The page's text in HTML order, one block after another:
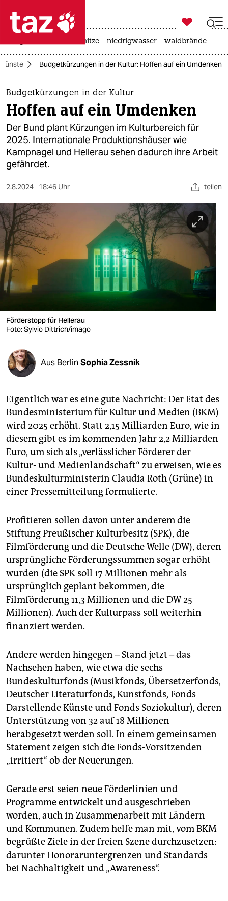
 taz zahl ich
taz zahl ich
themen
politik
öko
gesellschaft
kultur
sport
berlin
nord
wahrheit
verlag
verlag
shop
fragen & hilfe
unterstützen
abo
genossenschaft
epaper login

taz zahl ich
hitze niedrigwasser waldbrände
Künste Budgetkürzungen in der Kultur: Hoffen auf ein Umdenken
Budgetkürzungen in der Kultur
Hoffen auf ein Umdenken
Der Bund plant Kürzungen im Kulturbereich für
2025. Internationale Produktionshäuser wie
Kampnagel und Hellerau sehen dadurch ihre Arbeit
gefährdet.
2.8.2024 18:46 Uhr teilen
Förderstopp für Hellerau
Foto: Sylvio Dittrich/imago
Aus Berlin Sophia Zessnik
Eigentlich war es eine gute Nachricht: Der Etat des
Bundesministerium für Kultur und Medien (BKM)
wird 2025 erhöht. Statt 2,15 Milliarden Euro, wie in
diesem gibt es im kommenden Jahr 2,2 Milliarden
Euro, um sich als „verlässlicher Förderer der
Kultur- und Medienlandschaft“ zu erweisen, wie es
Bundeskulturministerin Claudia Roth (Grüne) in
einer Pressemitteilung formulierte.
Profitieren sollen davon unter anderem die
Stiftung Preußischer Kulturbesitz (SPK), die
Filmförderung und die Deutsche Welle (DW), deren
ursprüngliche Förderungssummen sogar erhöht
wurden (die SPK soll 17 Millionen mehr als
ursprünglich geplant bekommen, die
Filmförderung 11,3 Millionen und die DW 25
Millionen). Auch der Kulturpass soll weiterhin
finanziert werden.
Andere werden hingegen – Stand jetzt – das
Nachsehen haben, wie etwa die sechs
Bundeskulturfonds (Musikfonds, Übersetzerfonds,
Deutscher Literaturfonds, Kunstfonds, Fonds
Darstellende Künste und Fonds Soziokultur), deren
Unterstützung von 32 auf 18 Millionen
herabgesetzt werden soll. In einem gemeinsamen
Statement zeigen sich die Fonds-Vorsitzenden
„irritiert“ ob der Neuerungen.
Gerade erst seien neue Förderlinien und
Programme entwickelt und ausgeschrieben
worden, auch in Zusammenarbeit mit Ländern
und Kommunen. Zudem helfe man mit, vom BKM
begrüßte Ziele in der freien Szene durchzusetzen:
darunter Honorar­untergrenzen und Standards
bei Nachhaltigkeit und „Awareness“.